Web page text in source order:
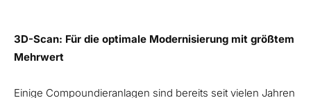
3D-Scan: Für die optimale Modernisierung mit größtem
Mehrwert
Einige Compoundieranlagen sind bereits seit vielen Jahren